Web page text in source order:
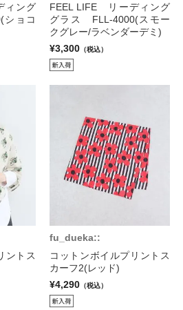
ィング
ョコ
FEEL LIFE リーディング
グラス FLL-4000(スモー
クグレー/ラベンダーデミ)
¥3,300 （税込）
ントス
fu_dueka::
コットンボイルプリントス
カーフ2(レッド)
¥4,290 （税込）